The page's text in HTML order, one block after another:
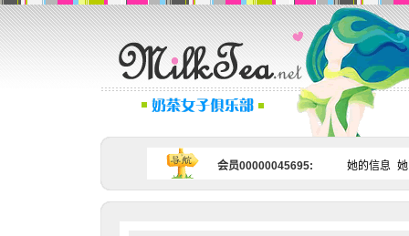
会员00000045695: 她的信息